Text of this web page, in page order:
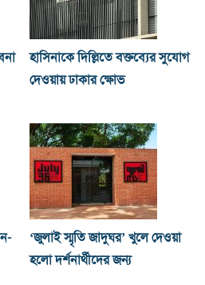
হাসিনাকে দিল্লিতে বক্তব্যের সুযোগ
দেওয়ায় ঢাকার ক্ষোভ
‘জুলাই স্মৃতি জাদুঘর’ খুলে দেওয়া
হলো দর্শনার্থীদের জন্য